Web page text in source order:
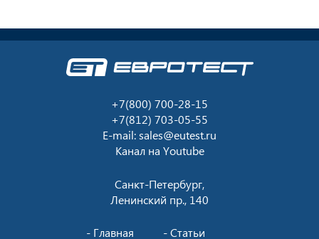
+7(800) 700-28-15
+7(812) 703-05-55
E-mail:sales@eutest.ru
Канал на Youtube
Санкт-Петербург,
Ленинский пр., 140
Главная
Статьи